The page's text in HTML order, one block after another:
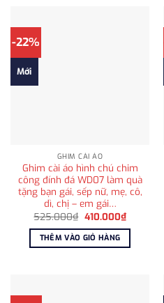
-22%
Mới
GHIM CÀI ÁO
Ghim cài áo hình chú chim
công đính đá WD07 làm quà
tặng bạn gái, sếp nữ, mẹ, cô,
dì, chị – em gái…
525.000₫ Giá
là:
525.000₫.
410.000₫Giá
hiện
tại
410.000₫.
THÊM VÀO GIỎ HÀNG